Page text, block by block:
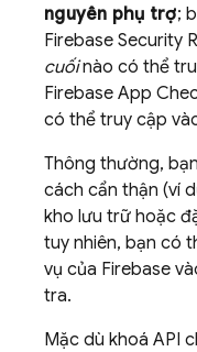
nguyên phụ trợ;
Firebase Security
cuốinào có thể
Firebase App
có thể truy cập
Thông thường,
cách cẩn thận (ví
kho lưu trữ hoặc
tuy nhiên, bạn có
vụ của Firebase
tra.
Mặc dù khoá API